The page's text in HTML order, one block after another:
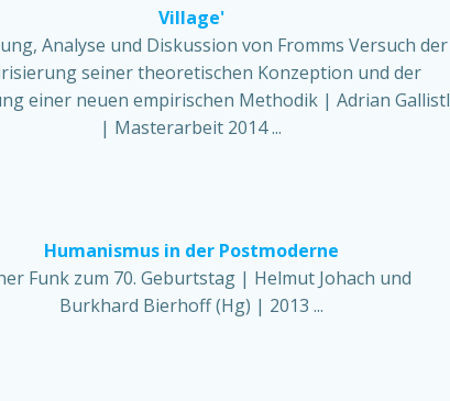
Village'
Analyse und Diskussion von Fromms Versuch der
seiner theoretischen Konzeption und der
einer neuen empirischen Methodik | Adrian Gallistl
| Masterarbeit 2014 ...
Humanismus in der Postmoderne
Funk zum 70. Geburtstag | Helmut Johach und
Burkhard Bierhoff (Hg) | 2013 ...